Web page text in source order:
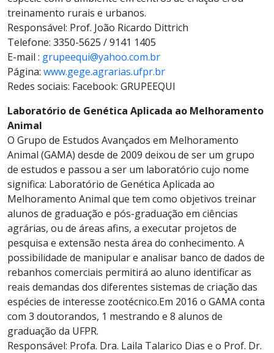
treinamento rurais e urbanos.
Responsável: Prof. João Ricardo Dittrich
Telefone: 3350-5625 / 9141 1405
E-mail : grupeequi@yahoo.com.br
Página: www.gege.agrarias.ufpr.br
Redes sociais: Facebook: GRUPEEQUI
Laboratório de Genética Aplicada ao Melhoramento
Animal
O Grupo de Estudos Avançados em Melhoramento
Animal (GAMA) desde de 2009 deixou de ser um grupo
de estudos e passou a ser um laboratório cujo nome
significa: Laboratório de Genética Aplicada ao
Melhoramento Animal que tem como objetivos treinar
alunos de graduação e pós-graduação em ciências
agrárias, ou de áreas afins, a executar projetos de
pesquisa e extensão nesta área do conhecimento. A
possibilidade de manipular e analisar banco de dados de
rebanhos comerciais permitirá ao aluno identificar as
reais demandas dos diferentes sistemas de criação das
espécies de interesse zootécnico.Em 2016 o GAMA conta
com 3 doutorandos, 1 mestrando e 8 alunos de
graduação da UFPR.
Responsável: Profa. Dra. Laila Talarico Dias e o Prof. Dr.